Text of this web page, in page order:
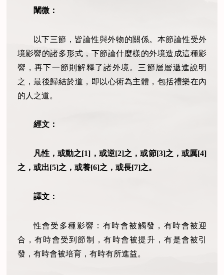
闡微：
以下三節，皆論性與外物的關係。本節論性受外
境影響的諸多形式，下節論什麼樣的外境造成這種影
響，再下一節則解釋了諸外境。三節層層遞進說明
之，最後歸結於道，即以心術為主體，包括禮樂在內
的人之道。
經文：
凡性，或動之[1]，或逆[2]之，或節[3]之，或厲[4]
之，或出[5]之，或養[6]之，或長[7]之。
譯文：
性會受多種影響：有時會被觸發，有時會被迎
合，有時會受到節制，有時會被提升，有是會被引
發，有時會被培育，有時有所進益。